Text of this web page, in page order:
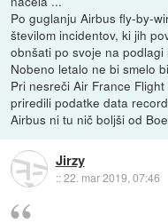
Po guglanju Airbus fly-by-
številom incidentov, ki jih
obnšati po svoje na
Nobeno letalo ne bi smelo
Pri nesreči Air France
priredili podatke data
Airbus ni tu nič boljši od
Jirzy
::22. mar 2019, 07:46